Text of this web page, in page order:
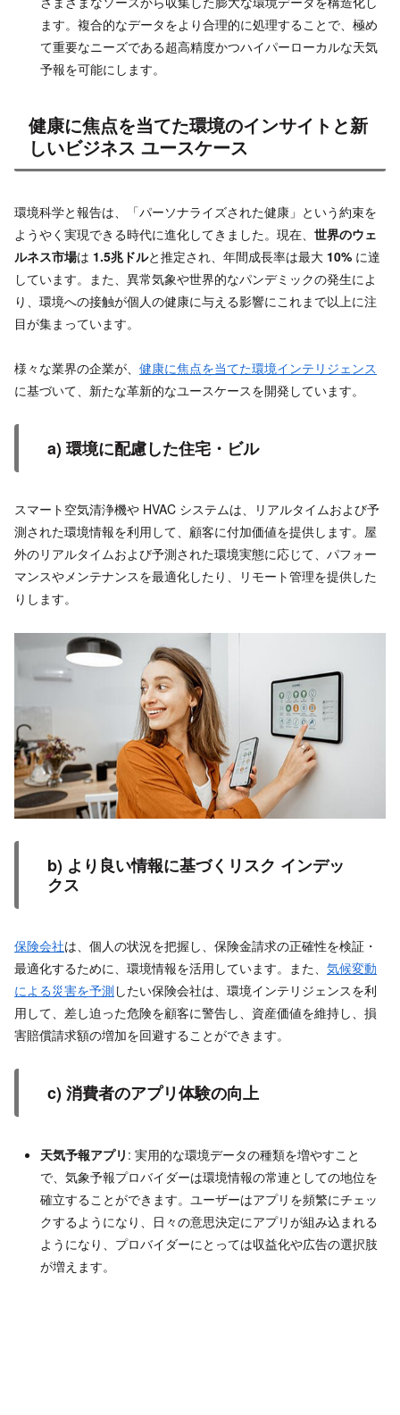
ます。複合的なデータをより合理的に処理することで、極め
て重要なニーズである超高精度かつハイパーローカルな天気
予報を可能にします。
健康に焦点を当てた環境のインサイトと新
しいビジネス ユースケース
環境科学と報告は、「パーソナライズされた健康」という約束を
ようやく実現できる時代に進化してきました。現在、 世界のウェ
ルネス市場は 1.5兆ドルと推定され、年間成長率は最大 10% に達
しています。また、異常気象や世界的なパンデミックの発生によ
り、環境への接触が個人の健康に与える影響にこれまで以上に注
目が集まっています。
様々な業界の企業が、 健康に焦点を当てた環境インテリジェンス
に基づいて、新たな革新的なユースケースを開発しています。
a) 環境に配慮した住宅・ビル
スマート空気清浄機や HVAC システムは、リアルタイムおよび予
測された環境情報を利用して、顧客に付加価値を提供します。屋
外のリアルタイムおよび予測された環境実態に応じて、パフォー
マンスやメンテナンスを最適化したり、リモート管理を提供した
りします。
b) より良い情報に基づくリスク インデッ
クス
保険会社は、個人の状況を把握し、保険金請求の正確性を検証・
最適化するために、環境情報を活用しています。また、 気候変動
による災害を予測したい保険会社は、環境インテリジェンスを利
用して、差し迫った危険を顧客に警告し、資産価値を維持し、損
害賠償請求額の増加を回避することができます。
c) 消費者のアプリ体験の向上
天気予報アプリ : 実用的な環境データの種類を増やすこと
で、気象予報プロバイダーは環境情報の常連としての地位を
確立することができます。ユーザーはアプリを頻繁にチェッ
クするようになり、日々の意思決定にアプリが組み込まれる
ようになり、プロバイダーにとっては収益化や広告の選択肢
が増えます。